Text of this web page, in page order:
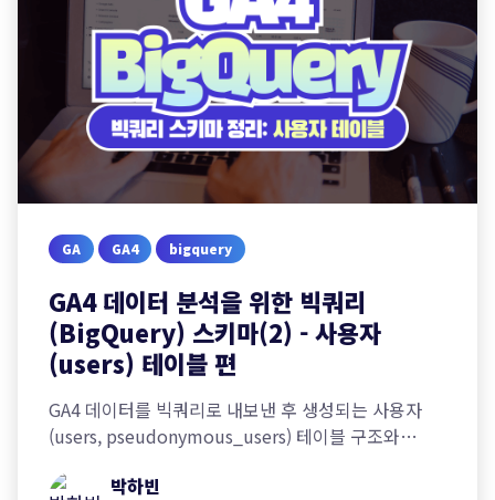
GA GA4 bigquery
GA4 데이터 분석을 위한 빅쿼리
(BigQuery) 스키마(2) - 사용자
(users) 테이블 편
GA4 데이터를 빅쿼리로 내보낸 후 생성되는 사용자
(users, pseudonymous_users) 테이블 구조와
박하빈